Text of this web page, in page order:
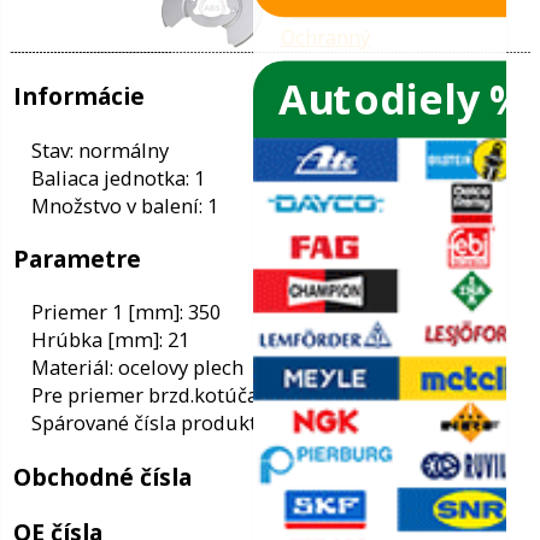
oleja
Informácie
Autodiely %